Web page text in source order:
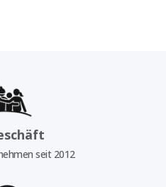
seit 2012